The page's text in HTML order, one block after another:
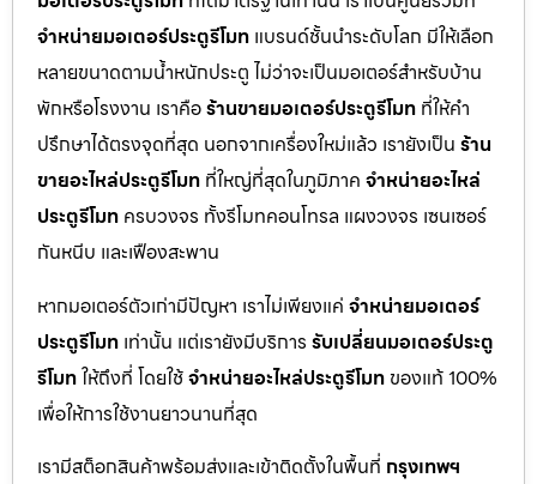
จำหน่ายมอเตอร์ประตูรีโมท แบรนด์ชั้นนำระดับโลก มีให้เลือก
หลายขนาดตามน้ำหนักประตู ไม่ว่าจะเป็นมอเตอร์สำหรับบ้าน
พักหรือโรงงาน เราคือร้านขายมอเตอร์ประตูรีโมท ที่ให้คำ
ปรึกษาได้ตรงจุดที่สุด นอกจากเครื่องใหม่แล้ว เรายังเป็น ร้าน
ขายอะไหล่ประตูรีโมท ที่ใหญ่ที่สุดในภูมิภาค จำหน่ายอะไหล่
ประตูรีโมท ครบวงจร ทั้งรีโมทคอนโทรล แผงวงจร เซนเซอร์
กันหนีบ และเฟืองสะพาน
หากมอเตอร์ตัวเก่ามีปัญหา เราไม่เพียงแค่ จำหน่ายมอเตอร์
ประตูรีโมท เท่านั้น แต่เรายังมีบริการ รับเปลี่ยนมอเตอร์ประตู
รีโมทให้ถึงที่ โดยใช้จำหน่ายอะไหล่ประตูรีโมท ของแท้ 100%
เพื่อให้การใช้งานยาวนานที่สุด
เรามีสต็อกสินค้าพร้อมส่งและเข้าติดตั้งในพื้นที่ กรุงเทพฯ